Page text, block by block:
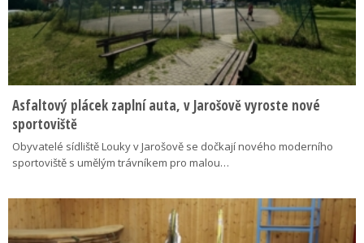
Asfaltový plácek zaplní auta, v Jarošově vyroste nové
sportoviště
Obyvatelé sídliště Louky v Jarošově se dočkají nového moderního
sportoviště s umělým trávníkem pro malou…